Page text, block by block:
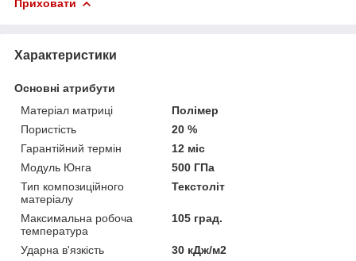
Приховати
Характеристики
Основні атрибути
Матеріал матриці
Полімер
Пористість
20 %
Гарантійний термін
12 міс
Модуль Юнга
500 ГПа
Тип композиційного
матеріалу
Текстоліт
Максимальна робоча
температура
105 град.
Ударна в'язкість
30 кДж/м2